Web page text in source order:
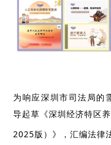
为响应深圳市司法局的
导起草《深圳经济特区
2025版）》，汇编法律